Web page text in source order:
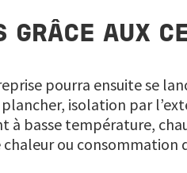
GRÂCE AUX
pourra ensuite se
isolation par
à basse température,
ou consommation